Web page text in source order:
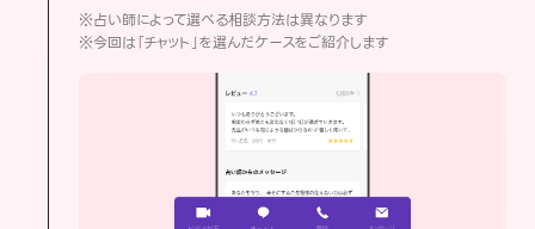
※占い師によって選べる相談方法は異なります
※今回は「チャット」を選んだケースをご紹介します